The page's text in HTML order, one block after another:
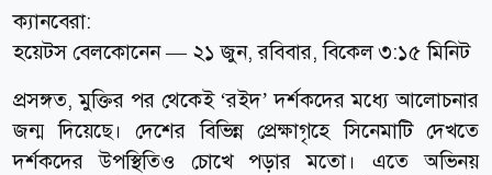
ক্যানবেরা:
হয়েটস বেলকোনেন — ২১ জুন, রবিবার, বিকেল ৩:১৫ মিনিট
প্রসঙ্গত, মুক্তির পর থেকেই ‘রইদ’ দর্শকদের মধ্যে আলোচনার
জন্ম দিয়েছে। দেশের বিভিন্ন প্রেক্ষাগৃহে সিনেমাটি দেখতে
দর্শকদের উপস্থিতিও চোখে পড়ার মতো। এতে অভিনয়